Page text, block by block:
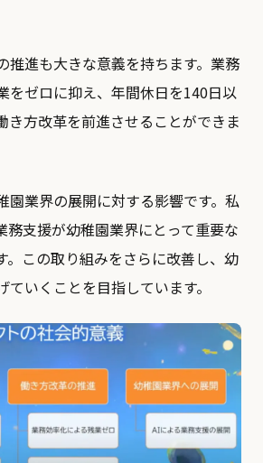
推進も大きな意義を持ちます。業務
をゼロに抑え、年間休日を140日以
き方改革を前進させることができま
園業界の展開に対する影響です。私
務支援が幼稚園業界にとって重要な
。この取り組みをさらに改善し、幼
いくことを目指しています。